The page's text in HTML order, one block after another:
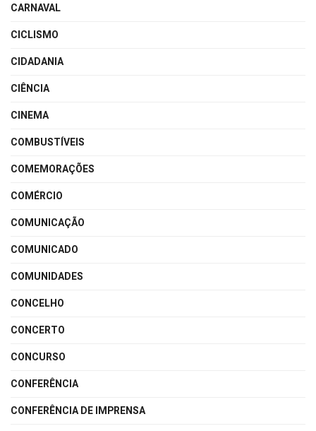
CARNAVAL
CICLISMO
CIDADANIA
CIÊNCIA
CINEMA
COMBUSTÍVEIS
COMEMORAÇÕES
COMÉRCIO
COMUNICAÇÃO
COMUNICADO
COMUNIDADES
CONCELHO
CONCERTO
CONCURSO
CONFERÊNCIA
CONFERÊNCIA DE IMPRENSA